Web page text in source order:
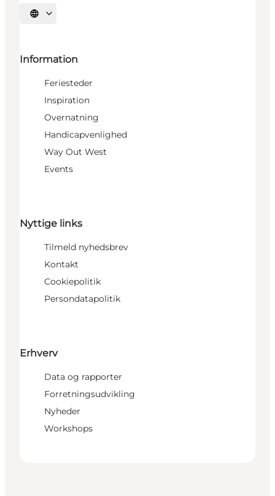
Vælg sprog
Information
Feriesteder
Inspiration
Overnatning
Handicapvenlighed
Way Out West
Events
Nyttige links
Tilmeld nyhedsbrev
Kontakt
Cookiepolitik
Persondatapolitik
Erhverv
Data og rapporter
Forretningsudvikling
Nyheder
Workshops